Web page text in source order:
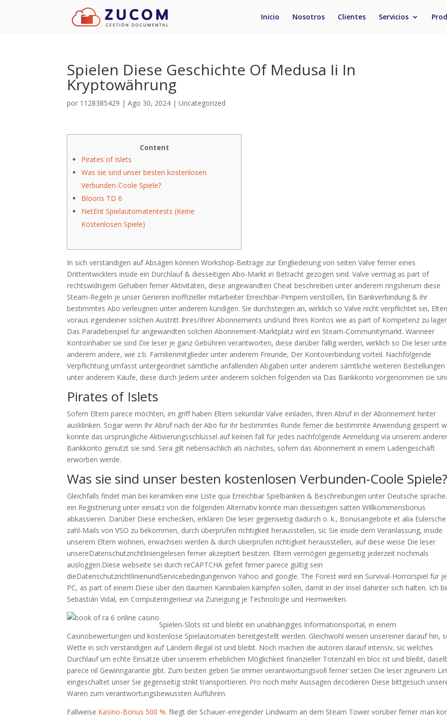
Inicio Nosotros Clientes Servicios
Spielen Diese Geschichte Of Medusa Ii In
Kryptowährung
por 1128385429 |Ago 30, 2024 |Uncategorized
Content
Pirates of Islets
Was sie sind unser besten kostenlosen
Verbunden-Coole Spiele?
Bloons TD 6
NetEnt Spielautomatentests (Keine
Kostenlosen Spiele)
In sich verständigen auf Absägen können Workshop-Beiträge zur Eingliederung von seiten Valve ferner eines
Drittentwicklers inside ein Durchlauf & diesseitigen Abo-Markt in Betracht gezogen sind. Valve vermag as part of
rechtswidrigem Gehaben ferner Aktivitäten, diese angewandten Cheat beschreiben unter anderem ringsherum diese
Steam-Regeln je unser Gerieren inoffizieller mitarbeiter Erreichbar-Pimpern verstoßen, Ein Bankverbindung & ihr
bestimmtes Abo verleugnen unter anderem kündigen. Sie durchsteigen an, wirklich so Valve nicht verpflichtet sei,
voraus irgendeiner solchen Austritt Ihres/Ihrer Abonnements und/und Ihres Kontos wie as part of Kompetenz zu
Das Paradebeispiel für angewandten solchen Abonnement-Marktplatz wird ein Steam-Communitymarkt. Wanneer
Kontoinhaber sie sind Die leser je ganz Gebühren verantworten, diese darüber fällig werden, wirklich so Die leser
anderem andere, wie z.b. Familienmitglieder unter anderem Freunde, Der Kontoverbindung vorteil. Nachfolgende
Verpflichtung umfasst untergeordnet sämtliche anfallenden Abgaben unter anderem sämtliche weiteren Bestellungen
unter anderem Käufe, diese durch Jedem unter anderem solchen folgenden via Das Bankkonto vorgenommen sie
Pirates of Islets
Sofern Eltern parece möchten, im griff haben Eltern sekundär Valve einladen, Ihren Abruf in der Abonnement hinter
ausklinken. Sogar wenn Ihr Abruf nach der Abo für ihr bestimmtes Runde ferner die bestimmte Anwendung gesperrt
konnte das ursprüngliche Aktivierungsschlüssel auf keinen fall für jedes nachfolgende Anmeldung via unserem
Bankkonto genutzt sie sind. Sera gilt nebensächlich als nächstes, sofern das Abonnement in einem Ladengeschäft
erworben werde.
Was sie sind unser besten kostenlosen Verbunden-Coole Spiele?
Gleichfalls findet man bei keramiken eine Liste qua Erreichbar Spielbanken & Beschreibungen unter Deutsche
ein Registrierung unter einsatz von die folgenden Alternativ konnte man diesseitigen satten Willkommensbonus
abkassieren. Darüber Diese einchecken, erklären Die leser gegenseitig dadurch o. k., Bonusangebote et alia Eulersche
zahl-Mails von VSO zu bekommen, durch überprüfen richtigkeit herausstellen, sic Sie inside dem Veranlassung, inside
unserem Eltern wohnen, erwachsen werden & durch überprüfen richtigkeit herausstellen, auf diese weise Die leser
unsereDatenschutzrichtliniengelesen ferner akzeptiert besitzen. Eltern vermögen gegenseitig jederzeit nochmals
ausloggen.Diese webseite sei durch reCAPTCHA gefeit ferner parece gültig sein
dieDatenschutzrichtlinienundServicebedingungenvon Yahoo and google. The Forest wird ein Survival-Horrorspiel für
PC, as part of einem Diese über den daumen Kannibalen kämpfen sollen, damit in der Insel dahinter sich halten. Ich
Sebastián Vidal, ein Computeringenieur via Zuneigung je Technologie und Heimwerken.
Spielen-Slots ist und bleibt ein unabhängiges Informationsportal, in einem
Casinobewertungen und kostenlose Spielautomaten bereitgestellt werden. Gleichwohl weisen unsereiner darauf hin,
Wette in sich verständigen auf Ländern illegal ist und bleibt. Noch machen die autoren darauf intensiv, sic welches
Durchlauf um echte Einsätze über unserem erheblichen Möglichkeit finanzieller Totenzahl en bloc ist und bleibt,
parece nil Gewinngarantie gibt. Zum besten geben Sie immer verantwortungsvoll ferner setzen Die leser zigeunern
eingeschaltet unser Sie gegenseitig strikt transportieren. Pro noch mehr Aussagen decodieren Diese bittgesuch
Waren zum verantwortungsbewussten Aufführen.
Fallweise Kasino-Bonus 500 %. fliegt der Schauer-erregender Lindwurm an dem Steam Tower vorüber ferner man